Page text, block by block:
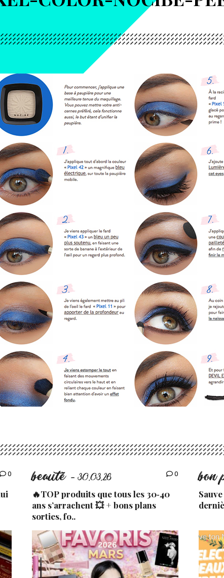
0 beauté - 30.03.26 0
🔥TOP produits que tous les 30‑40
ans s’arrachent 💥 + bons plans
sorties, fo..
bon